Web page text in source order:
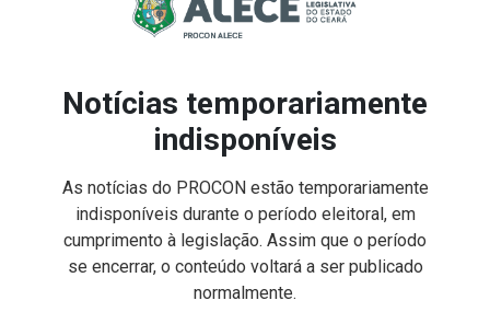
Notícias temporariamente
indisponíveis
As notícias do PROCON estão temporariamente
indisponíveis durante o período eleitoral, em
cumprimento à legislação. Assim que o período
se encerrar, o conteúdo voltará a ser publicado
normalmente.